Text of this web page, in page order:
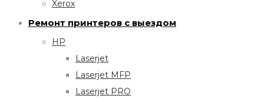
Xerox
Ремонт принтеров с выездом
HP
Laserjet
Laserjet MFP
Laserjet PRO